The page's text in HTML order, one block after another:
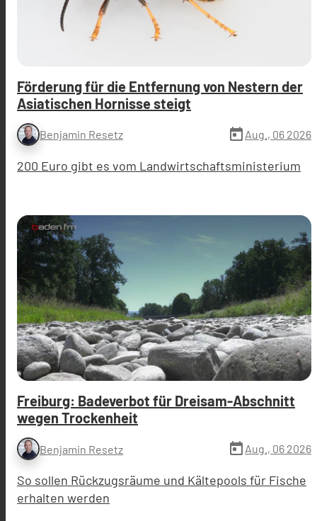
Förderung für die Entfernung von Nestern der
Asiatischen Hornisse steigt
Benjamin Resetz today Aug., 06 2026
200 Euro gibt es vom Landwirtschaftsministerium
Freiburg: Badeverbot für Dreisam-Abschnitt
wegen Trockenheit
Benjamin Resetz today Aug., 06 2026
So sollen Rückzugsräume und Kältepools für Fische
erhalten werden